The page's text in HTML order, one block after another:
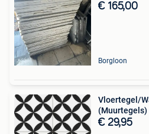
€ 165,00
Borgloon
Vloertegel/
(Muurtegels)
€ 29,95